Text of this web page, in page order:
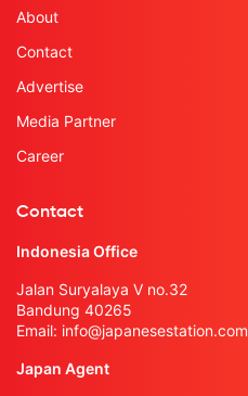
About
Contact
Advertise
Media Partner
Career
Contact
Indonesia Office
Jalan Suryalaya V no.32
Bandung 40265
Email: info@japanesestation.com
Japan Agent